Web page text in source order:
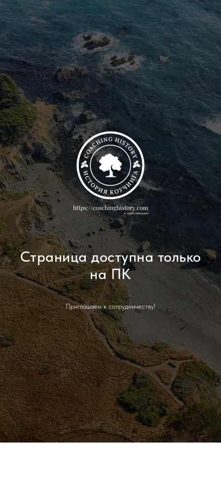
Страница доступна только
на ПК
Приглашаем к сотрудничеству!